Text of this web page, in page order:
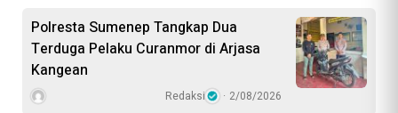
Polresta Sumenep Tangkap Dua
Terduga Pelaku Curanmor di Arjasa
Kangean
Redaksi 2/08/2026